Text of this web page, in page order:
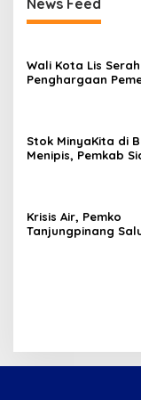
News Feed
Wali Kota Lis
Penghargaan
Stok MinyaKita di
Menipis, Pemkab
Krisis Air, Pemko
Tanjungpinang